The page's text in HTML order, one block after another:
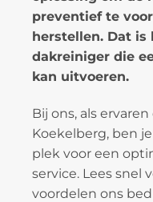
preventief te
herstellen. Dat is
dakreiniger die
kan uitvoeren.
Bij ons, als
Koekelberg, ben
plek voor een
service. Lees snel
voordelen ons